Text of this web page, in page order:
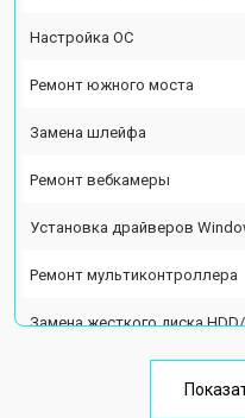
Настройка ОС
Ремонт южного моста
Замена шлейфа
Ремонт вебкамеры
Установка драйверов
Ремонт мультиконтроллера
Замена жесткого диска